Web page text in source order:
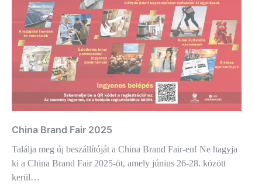
China Brand Fair 2025
Találja meg új beszállítóját a China Brand Fair-en! Ne hagyja
ki a China Brand Fair 2025-öt, amely június 26-28. között
kerül…